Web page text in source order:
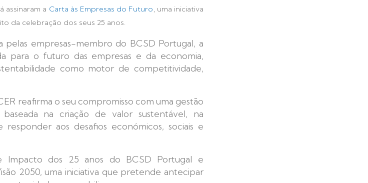
assinaram a Carta às Empresas do Futuro, uma iniciativa
da celebração dos seus 25 anos.
empresas-membro do BCSD Portugal, a
para o futuro das empresas e da economia,
como motor de competitividade,
reafirma o seu compromisso com uma gestão
na criação de valor sustentável, na
aos desafios económicos, sociais e
dos 25 anos do BCSD Portugal e
2050, uma iniciativa que pretende antecipar